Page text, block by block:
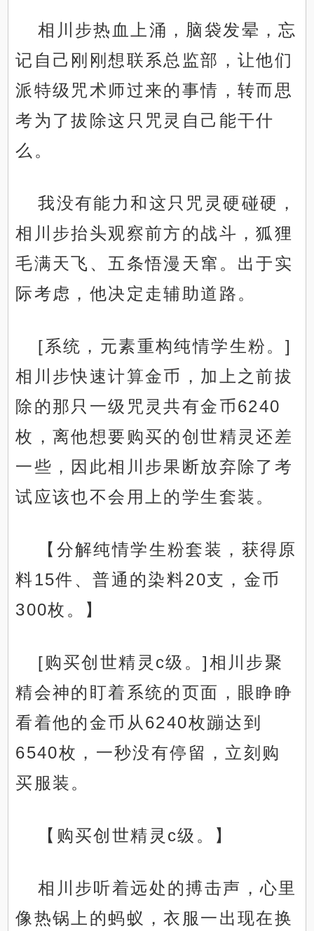
相川步热血上涌，脑袋发晕，忘
记自己刚刚想联系总监部，让他们
派特级咒术师过来的事情，转而思
考为了拔除这只咒灵自己能干什
么。
我没有能力和这只咒灵硬碰硬，
相川步抬头观察前方的战斗，狐狸
毛满天飞、五条悟漫天窜。出于实
际考虑，他决定走辅助道路。
[系统，元素重构纯情学生粉。]
相川步快速计算金币，加上之前拔
除的那只一级咒灵共有金币6240
枚，离他想要购买的创世精灵还差
一些，因此相川步果断放弃除了考
试应该也不会用上的学生套装。
【分解纯情学生粉套装，获得原
料15件、普通的染料20支，金币
300枚。】
[购买创世精灵c级。]相川步聚
精会神的盯着系统的页面，眼睁睁
看着他的金币从6240枚蹦达到
6540枚，一秒没有停留，立刻购
买服装。
【购买创世精灵c级。】
相川步听着远处的搏击声，心里
像热锅上的蚂蚁，衣服一出现在换